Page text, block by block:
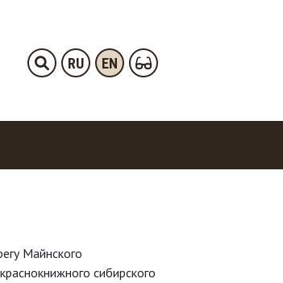
RU EN
Майнского
сибирского